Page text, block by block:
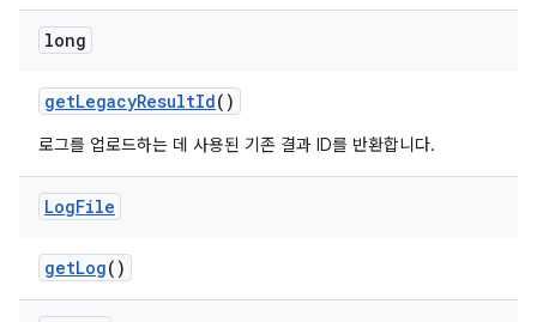
long
getLegacyResultId()
로그를 업로드하는 데 사용된 기존 결과 ID를 반환합니다.
LogFile
getLog()